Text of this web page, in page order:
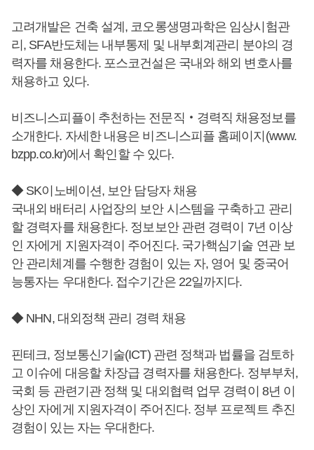
고려개발은 건축 설계, 코오롱생명과학은 임상시험관
리, SFA반도체는 내부통제 및 내부회계관리 분야의 경
력자를 채용한다. 포스코건설은 국내와 해외 변호사를
채용하고 있다.
비즈니스피플이 추천하는 전문직‧경력직 채용정보를
소개한다. 자세한 내용은 비즈니스피플 홈페이지(www.
bzpp.co.kr)에서 확인할 수 있다.
◆ SK이노베이션, 보안 담당자 채용
국내외 배터리 사업장의 보안 시스템을 구축하고 관리
할 경력자를 채용한다. 정보보안 관련 경력이 7년 이상
인 자에게 지원자격이 주어진다. 국가핵심기술 연관 보
안 관리체계를 수행한 경험이 있는 자, 영어 및 중국어
능통자는 우대한다. 접수기간은 22일까지다.
◆ NHN, 대외정책 관리 경력 채용
핀테크, 정보통신기술(ICT) 관련 정책과 법률을 검토하
고 이슈에 대응할 차장급 경력자를 채용한다. 정부부처,
국회 등 관련기관 정책 및 대외협력 업무 경력이 8년 이
상인 자에게 지원자격이 주어진다. 정부 프로젝트 추진
경험이 있는 자는 우대한다.